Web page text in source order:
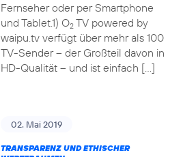
Fernseher oder per Smartphone
und Tablet.1) O2TV powered by
waipu.tv verfügt über mehr als 100
TV-Sender – der Großteil davon in
HD-Qualität – und ist einfach […]
02. Mai 2019
TRANSPARENZ UND ETHISCHER